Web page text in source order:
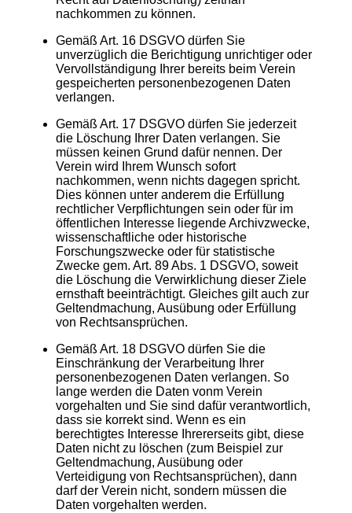
nachkommen zu können.
Gemäß Art. 16 DSGVO dürfen Sie
unverzüglich die Berichtigung unrichtiger oder
Vervollständigung Ihrer bereits beim Verein
gespeicherten personenbezogenen Daten
verlangen.
Gemäß Art. 17 DSGVO dürfen Sie jederzeit
die Löschung Ihrer Daten verlangen. Sie
müssen keinen Grund dafür nennen. Der
Verein wird Ihrem Wunsch sofort
nachkommen, wenn nichts dagegen spricht.
Dies können unter anderem die Erfüllung
rechtlicher Verpflichtungen sein oder für im
öffentlichen Interesse liegende Archivzwecke,
wissenschaftliche oder historische
Forschungszwecke oder für statistische
Zwecke gem. Art. 89 Abs. 1 DSGVO, soweit
die Löschung die Verwirklichung dieser Ziele
ernsthaft beeinträchtigt. Gleiches gilt auch zur
Geltendmachung, Ausübung oder Erfüllung
von Rechtsansprüchen.
Gemäß Art. 18 DSGVO dürfen Sie die
Einschränkung der Verarbeitung Ihrer
personenbezogenen Daten verlangen. So
lange werden die Daten vonm Verein
vorgehalten und Sie sind dafür verantwortlich,
dass sie korrekt sind. Wenn es ein
berechtigtes Interesse Ihrererseits gibt, diese
Daten nicht zu löschen (zum Beispiel zur
Geltendmachung, Ausübung oder
Verteidigung von Rechtsansprüchen), dann
darf der Verein nicht, sondern müssen die
Daten vorgehalten werden.